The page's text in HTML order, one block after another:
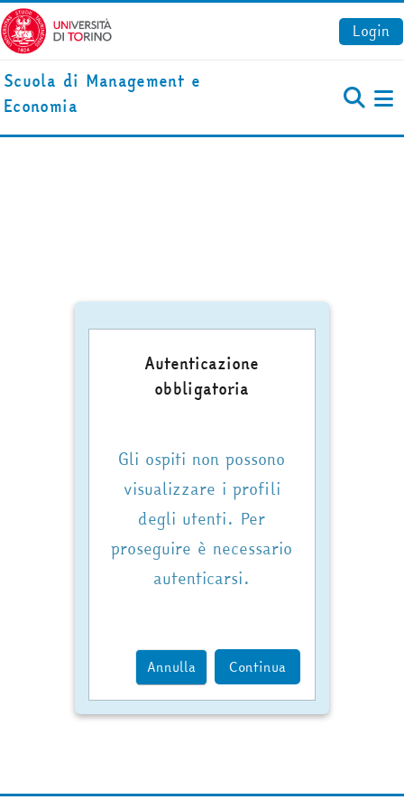
Vai al contenuto principale
Login
Scuola di Management e
Economia
Autenticazione
obbligatoria
Gli ospiti non possono
visualizzare i profili
degli utenti. Per
proseguire è necessario
autenticarsi.
Annulla Continua